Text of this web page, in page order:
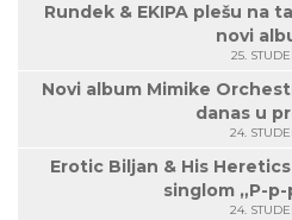
Rundek & EKIPA plešu na
novi
25.
Novi album Mimike
danas u
24.
Erotic Biljan & His
singlom „P-
24.